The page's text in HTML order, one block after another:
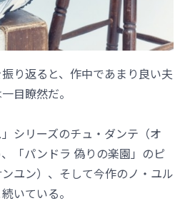
り返ると、作中であまり良い夫
目瞭然だ。
シリーズのチュ・ダンテ（オ
「パンドラ 偽りの楽園」のピ
ユン）、そして今作のノ・ユル
いている。